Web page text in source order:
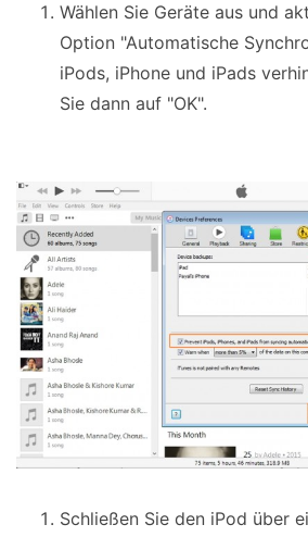
Wählen Sie Geräte aus und
Option "Automatische
iPods, iPhone und iPads
Sie dann auf "OK".
Schließen Sie den iPod über